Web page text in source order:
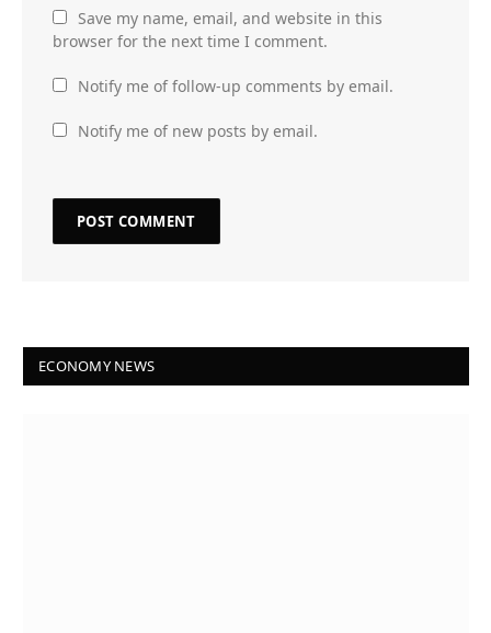
Save my name, email, and website in this
browser for the next time I comment.
Notify me of follow-up comments by email.
Notify me of new posts by email.
ECONOMY NEWS